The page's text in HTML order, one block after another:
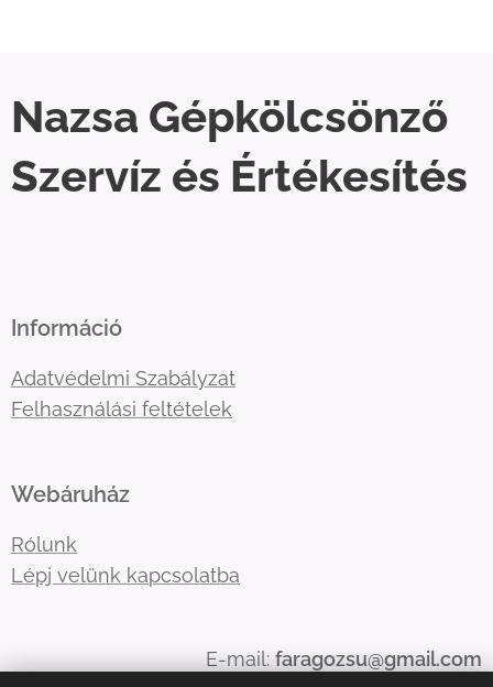
Nazsa Gépkölcsönző
Szervíz és Értékesítés
Információ
Adatvédelmi Szabályzat
Felhasználási feltételek
Webáruház
Rólunk
Lépj velünk kapcsolatba
E-mail: faragozsu@gmail.com